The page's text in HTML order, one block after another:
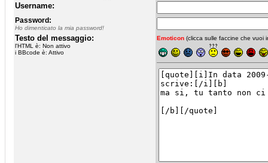
Username:
Password:
Ho dimenticato la mia password!
Testo del messaggio:
l'HTML è: Non attivo
i BBcode è: Attivo
Emoticon (clicca sulle faccine che vuoi